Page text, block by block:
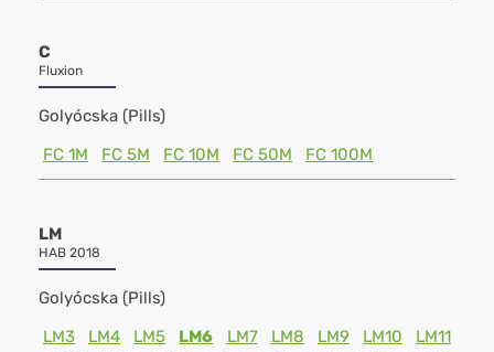
C
Fluxion
Golyócska (Pills)
FC 1M
FC 5M FC 10M FC 50M FC 100M
LM
HAB 2018
Golyócska (Pills)
LM3
LM4 LM5 LM6 LM7 LM8 LM9 LM10
LM11